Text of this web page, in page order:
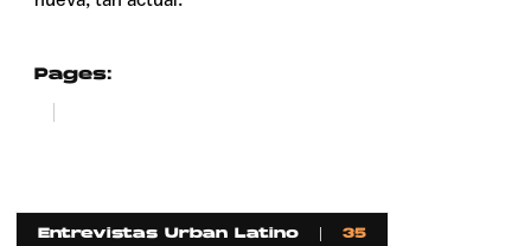
Pages:
1
Entrevistas Urban Latino 35